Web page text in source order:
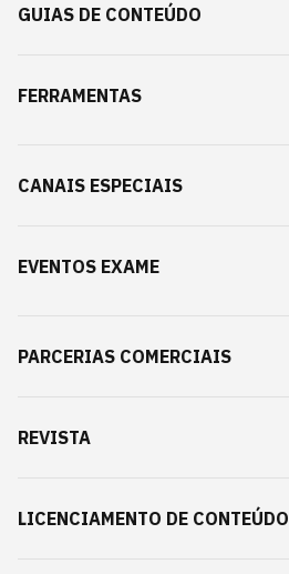
GUIAS DE CONTEÚDO
FERRAMENTAS
CANAIS ESPECIAIS
EVENTOS EXAME
PARCERIAS COMERCIAIS
REVISTA
LICENCIAMENTO DE CONTEÚDO